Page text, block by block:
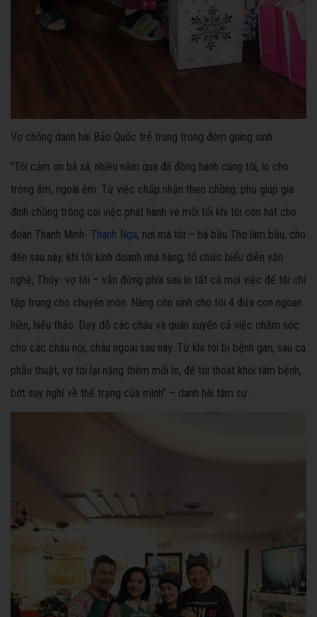
Vợ chồng danh hài Bảo Quốc trẻ trung trong đêm giáng sinh
"Tôi cảm ơn bà xã, nhiều năm qua đã đồng hành cùng tôi, lo cho
trong ấm, ngoài êm. Từ việc chấp nhận theo chồng, phụ giúp gia
đình chồng trông coi việc phát hành vé mỗi tối khi tôi còn hát cho
đoàn Thanh Minh- Thanh Nga, nơi má tôi – bà bầu Thơ làm bầu, cho
đến sau này, khi tôi kinh doanh nhà hàng, tổ chức biểu diễn văn
nghệ, Thủy- vợ tôi – vẫn đứng phía sau lo tất cả mọi việc để tôi chỉ
tập trung cho chuyên môn. Nàng còn sinh cho tôi 4 đứa con ngoan
hiền, hiếu thảo. Dạy dỗ các cháu và quán xuyến cả việc chăm sóc
cho các cháu nội, cháu ngoại sau này. Từ khi tôi bị bệnh gan, sau ca
phẫu thuật, vợ tôi lại nặng thêm mối lo, để tôi thoát khỏi tâm bệnh,
bớt suy nghĩ về thể trạng của mình" – danh hài tâm sự.